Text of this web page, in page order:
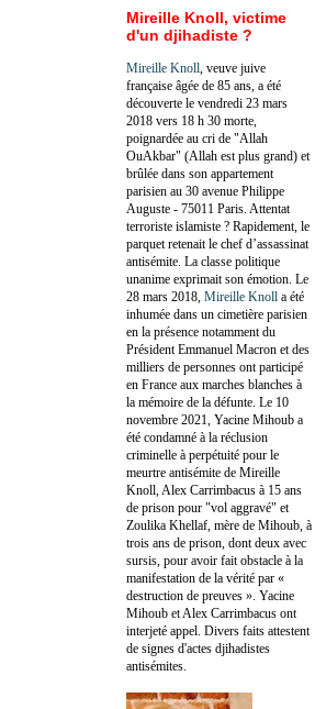
Mireille Knoll, victime
d'un djihadiste ?
Mireille Knoll , veuve juive
française âgée de 85 ans, a été
découverte le vendredi 23 mars
2018 vers 18 h 30 morte,
poignardée au cri de "Allah
OuAkbar" (Allah est plus grand) et
brûlée dans son appartement
parisien au 30 avenue Philippe
Auguste - 75011 Paris. Attentat
terroriste islamiste ? Rapidement, le
parquet retenait le chef d’assassinat
antisémite. La classe politique
unanime exprimait son émotion. Le
28 mars 2018, Mireille Knoll a été
inhumée dans un cimetière parisien
en la présence notamment du
Président Emmanuel Macron et des
milliers de personnes ont participé
en France aux marches blanches à
la mémoire de la défunte. Le 10
novembre 2021, Yacine Mihoub a
été condamné à la réclusion
criminelle à perpétuité pour le
meurtre antisémite de Mireille
Knoll, Alex Carrimbacus à 15 ans
de prison pour "vol aggravé" et
Zoulika Khellaf, mère de Mihoub, à
trois ans de prison, dont deux avec
sursis, pour avoir fait obstacle à la
manifestation de la vérité par «
destruction de preuves ». Yacine
Mihoub et Alex Carrimbacus ont
interjeté appel. Divers faits attestent
de signes d'actes djihadistes
antisémites.